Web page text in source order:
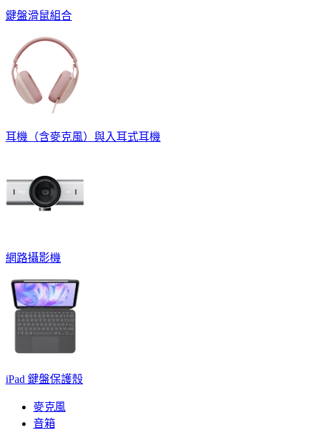
鍵盤滑鼠組合
耳機（含麥克風）與入耳式耳機
網路攝影機
iPad 鍵盤保護殼
麥克風
音箱